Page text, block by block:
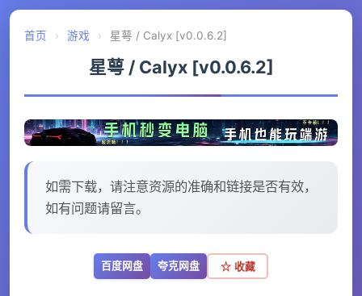
首页 › 游戏 › 星萼 / Calyx [v0.0.6.2]
星萼 / Calyx [v0.0.6.2]
如需下载，请注意资源的准确和链接是否有效，
如有问题请留言。
百度网盘 夸克网盘 ☆ 收藏